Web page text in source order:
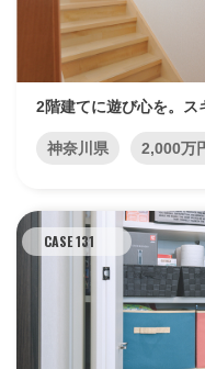
2階建てに遊び心を。ス
神奈川県 2,000万
CASE 131